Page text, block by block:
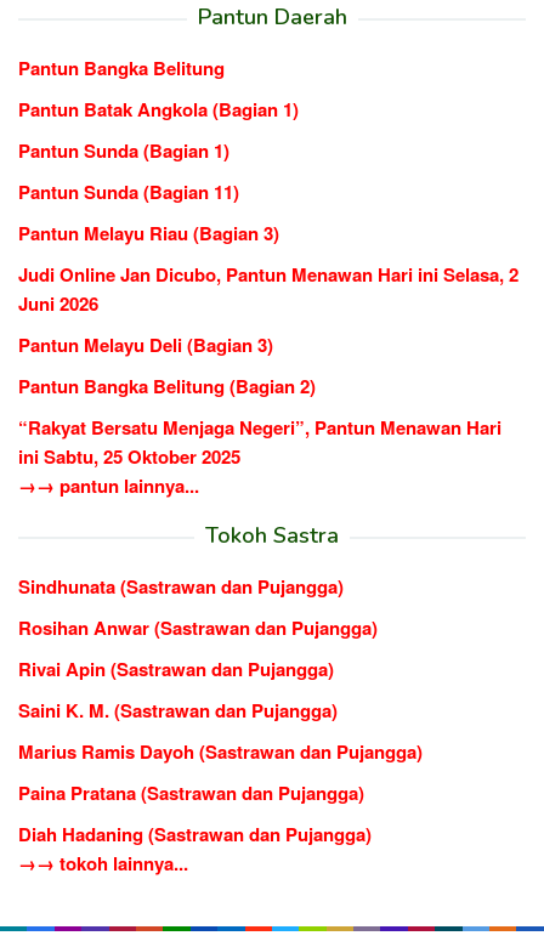
Pantun Daerah
Pantun Bangka Belitung
Pantun Batak Angkola (Bagian 1)
Pantun Sunda (Bagian 1)
Pantun Sunda (Bagian 11)
Pantun Melayu Riau (Bagian 3)
Judi Online Jan Dicubo, Pantun Menawan Hari ini Selasa, 2
Juni 2026
Pantun Melayu Deli (Bagian 3)
Pantun Bangka Belitung (Bagian 2)
“Rakyat Bersatu Menjaga Negeri”, Pantun Menawan Hari
ini Sabtu, 25 Oktober 2025
→→ pantun lainnya...
Tokoh Sastra
Sindhunata (Sastrawan dan Pujangga)
Rosihan Anwar (Sastrawan dan Pujangga)
Rivai Apin (Sastrawan dan Pujangga)
Saini K. M. (Sastrawan dan Pujangga)
Marius Ramis Dayoh (Sastrawan dan Pujangga)
Paina Pratana (Sastrawan dan Pujangga)
Diah Hadaning (Sastrawan dan Pujangga)
→→ tokoh lainnya...